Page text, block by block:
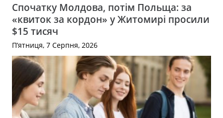
Спочатку Молдова, потім Польща: за
«квиток за кордон» у Житомирі просили
$15 тисяч
П’ятниця, 7 Серпня, 2026